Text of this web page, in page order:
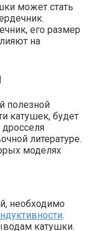
может стать
его размер
на
полезной
катушек, будет
литературе.
моделях
необходимо
.
катушки.